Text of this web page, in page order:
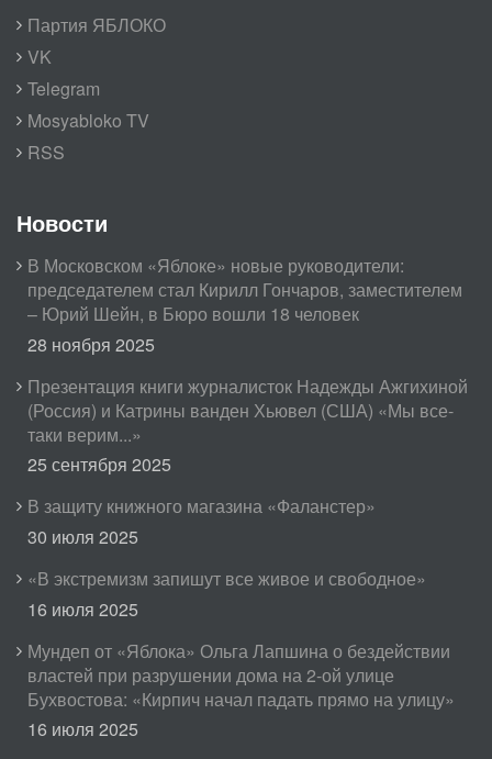
Партия ЯБЛОКО
VK
Telegram
Mosyabloko TV
RSS
Новости
В Московском «Яблоке» новые руководители:
председателем стал Кирилл Гончаров, заместителем
– Юрий Шейн, в Бюро вошли 18 человек
28 ноября 2025
Презентация книги журналисток Надежды Ажгихиной
(Россия) и Катрины ванден Хьювел (США) «Мы все-
таки верим...»
25 сентября 2025
В защиту книжного магазина «Фаланстер»
30 июля 2025
«В экстремизм запишут все живое и свободное»
16 июля 2025
Мундеп от «Яблока» Ольга Лапшина о бездействии
властей при разрушении дома на 2-ой улице
Бухвостова: «Кирпич начал падать прямо на улицу»
16 июля 2025